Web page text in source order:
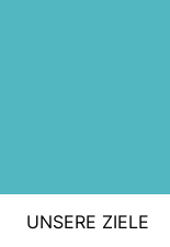
UNSERE ZIELE